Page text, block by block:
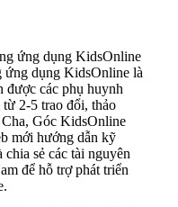
ứng dụng KidsOnline
ứng dụng KidsOnline là
được các phụ huynh
2-5 trao đổi, thảo
Góc KidsOnline
mới hướng dẫn kỹ
sẻ các tài nguyên
để hỗ trợ phát triển